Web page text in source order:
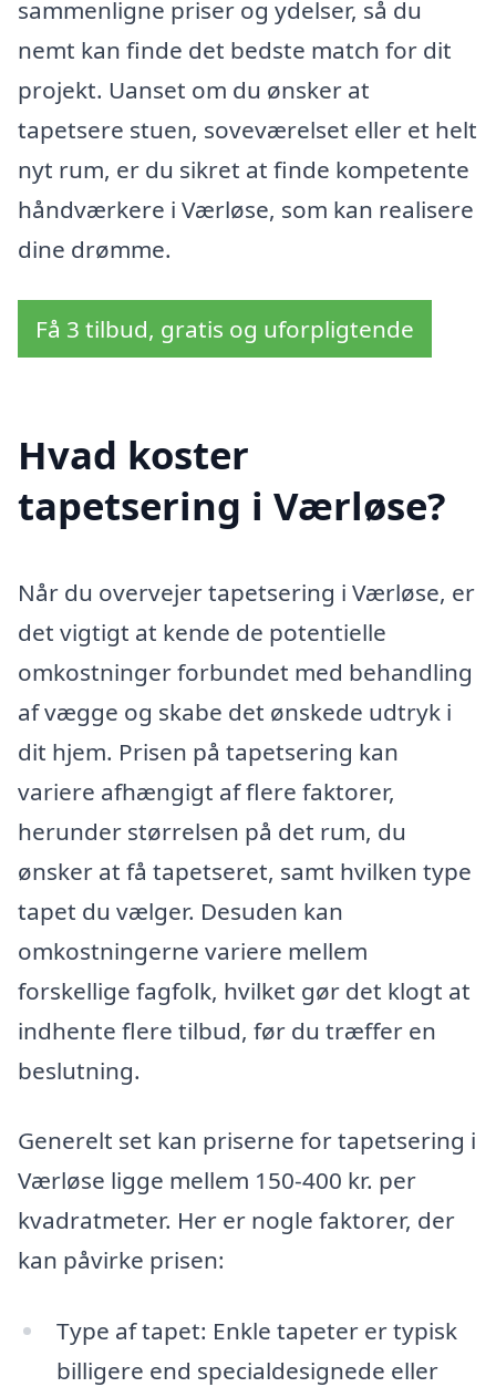
sammenligne priser og ydelser, så du
nemt kan finde det bedste match for dit
projekt. Uanset om du ønsker at
tapetsere stuen, soveværelset eller et helt
nyt rum, er du sikret at finde kompetente
håndværkere i Værløse, som kan realisere
dine drømme.
Få 3 tilbud, gratis og uforpligtende
Hvad koster
tapetsering i Værløse?
Når du overvejer tapetsering i Værløse, er
det vigtigt at kende de potentielle
omkostninger forbundet med behandling
af vægge og skabe det ønskede udtryk i
dit hjem. Prisen på tapetsering kan
variere afhængigt af flere faktorer,
herunder størrelsen på det rum, du
ønsker at få tapetseret, samt hvilken type
tapet du vælger. Desuden kan
omkostningerne variere mellem
forskellige fagfolk, hvilket gør det klogt at
indhente flere tilbud, før du træffer en
beslutning.
Generelt set kan priserne for tapetsering i
Værløse ligge mellem 150-400 kr. per
kvadratmeter. Her er nogle faktorer, der
kan påvirke prisen:
Type af tapet: Enkle tapeter er typisk
billigere end specialdesignede eller